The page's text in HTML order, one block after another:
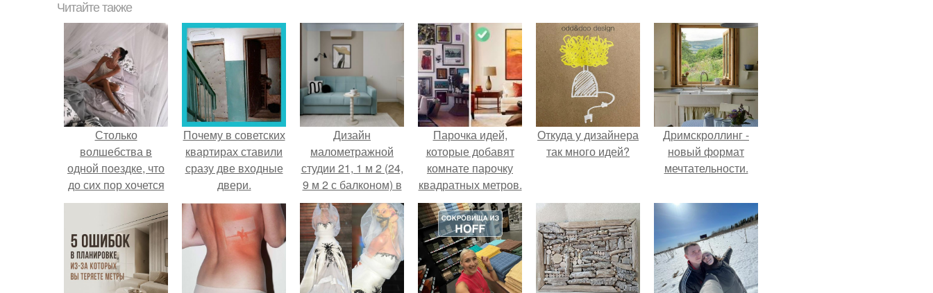
Читайте также
Столько
волшебства в
одной поездке, что
до сих пор хочется
этими моментами с
вами делиться?
Почему в советских
квартирах ставили
сразу две входные
двери.
Дизайн
малометражной
студии 21, 1 м 2 (24,
9 м 2 с балконом) в
Краснодаре.
Парочка идей,
которые добавят
комнате парочку
квадратных метров.
Откуда у дизайнера
так много идей?
Дримскроллинг -
новый формат
мечтательности.